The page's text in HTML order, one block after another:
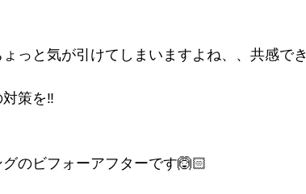
っと気が引けてしまいますよね、、共感でき
策を‼️
のビフォーアフターです🙆🏻